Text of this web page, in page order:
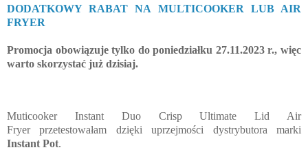
DODATKOWY RABAT NA MULTICOOKER LUB AIR
FRYER
Promocja obowiązuje tylko do poniedziałku 27.11.2023 r., więc
warto skorzystać już dzisiaj.
Muticooker Instant Duo Crisp Ultimate Lid Air
Fryer przetestowałam dzięki uprzejmości dystrybutora marki
Instant Pot.